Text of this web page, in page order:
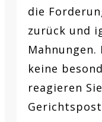
die
zurück und
keine
reagieren